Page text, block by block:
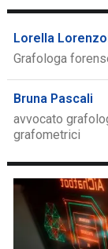
Lorella
Grafologa
Bruna Pascali
avvocato
grafometrici